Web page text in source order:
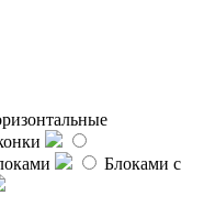
Блоками с